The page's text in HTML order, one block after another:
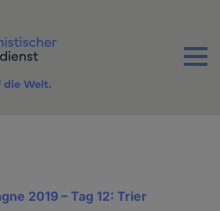
Menu
die Welt.
2019 – Tag 12: Trier